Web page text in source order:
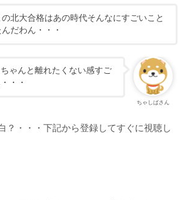
の北大合格はあの時代そんなにすごいこと
だわん・・・
ちゃしばさん
ゃんと離れたくない感すご
・・
？・・・下記から登録してすぐに視聴し